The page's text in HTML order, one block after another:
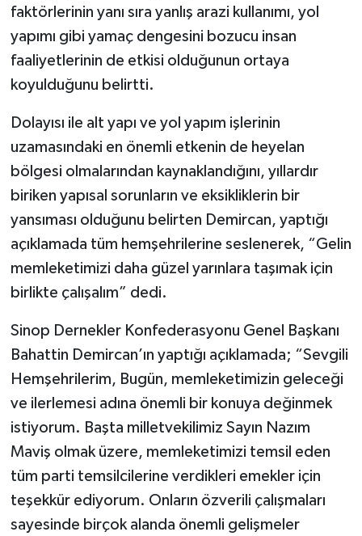
faktörlerinin yanı sıra yanlış arazi kullanımı, yol
yapımı gibi yamaç dengesini bozucu insan
faaliyetlerinin de etkisi olduğunun ortaya
koyulduğunu belirtti.
Dolayısı ile alt yapı ve yol yapım işlerinin
uzamasındaki en önemli etkenin de heyelan
bölgesi olmalarından kaynaklandığını, yıllardır
biriken yapısal sorunların ve eksikliklerin bir
yansıması olduğunu belirten Demircan, yaptığı
açıklamada tüm hemşehrilerine seslenerek, “Gelin
memleketimizi daha güzel yarınlara taşımak için
birlikte çalışalım” dedi.
Sinop Dernekler Konfederasyonu Genel Başkanı
Bahattin Demircan’ın yaptığı açıklamada; “Sevgili
Hemşehrilerim, Bugün, memleketimizin geleceği
ve ilerlemesi adına önemli bir konuya değinmek
istiyorum. Başta milletvekilimiz Sayın Nazım
Maviş olmak üzere, memleketimizi temsil eden
tüm parti temsilcilerine verdikleri emekler için
teşekkür ediyorum. Onların özverili çalışmaları
sayesinde birçok alanda önemli gelişmeler